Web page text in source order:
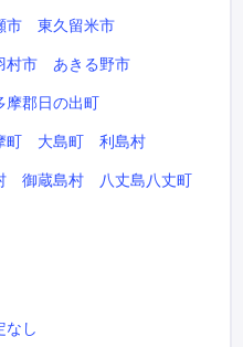
市 東久留米市
村市 あきる野市
摩郡日の出町
町 大島町 利島村
御蔵島村 八丈島八丈町
なし